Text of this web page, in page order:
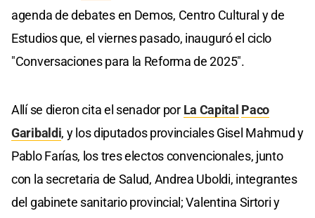
agenda de debates en Demos, Centro Cultural y de
Estudios que, el viernes pasado, inauguró el ciclo
"Conversaciones para la Reforma de 2025".
Allí se dieron cita el senador por La Capital Paco
Garibaldi, y los diputados provinciales Gisel Mahmud y
Pablo Farías, los tres electos convencionales, junto
con la secretaria de Salud, Andrea Uboldi, integrantes
del gabinete sanitario provincial; Valentina Sirtori y